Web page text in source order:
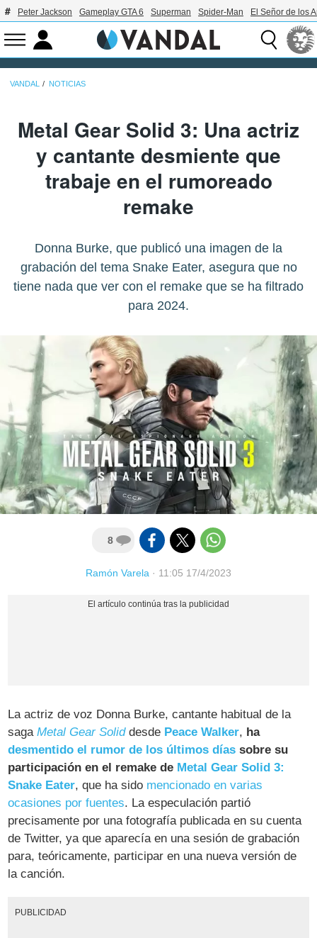
Peter Jackson Gameplay GTA 6 Superman Spider-Man El Señor de los
VANDAL NOTICIAS
Metal Gear Solid 3: Una actriz
y cantante desmiente que
trabaje en el rumoreado
remake
Donna Burke, que publicó una imagen de la
grabación del tema Snake Eater, asegura que no
tiene nada que ver con el remake que se ha filtrado
para 2024.
8
Ramón Varela · 11:05 17/4/2023
La actriz de voz Donna Burke, cantante habitual de la
sagaMetal Gear Soliddesde Peace Walker, ha
desmentido el rumor de los últimos días sobre su
participación en el remake de Metal Gear Solid 3:
Snake Eater, que ha sido mencionado en varias
ocasiones por fuentes. La especulación partió
precisamente por una fotografía publicada en su cuenta
de Twitter, ya que aparecía en una sesión de grabación
para, teóricamente, participar en una nueva versión de
la canción.
PUBLICIDAD